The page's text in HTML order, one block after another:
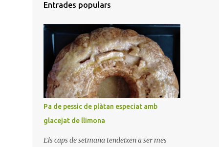
Entrades populars
Pa de pessic de plàtan especiat amb
glacejat de llimona
Els caps de setmana tendeixen a ser mes